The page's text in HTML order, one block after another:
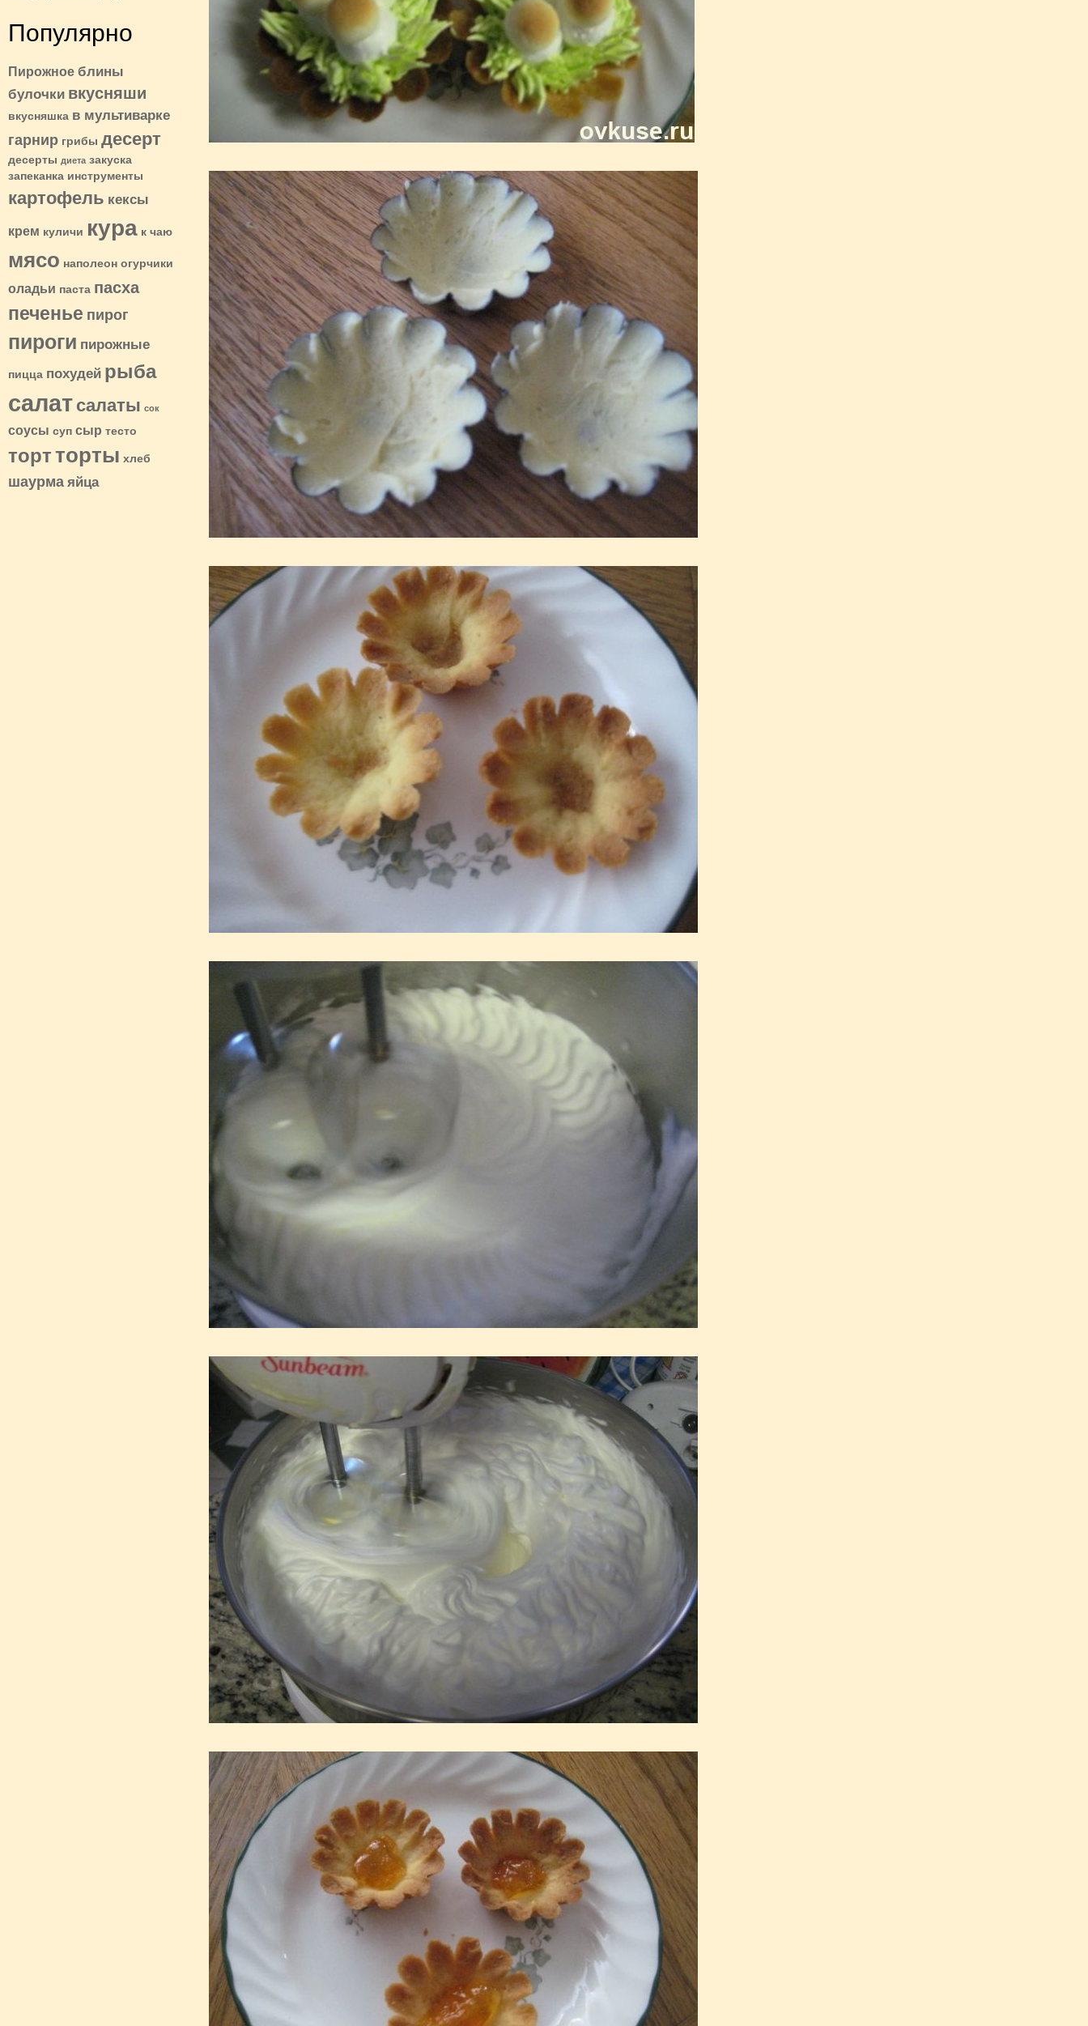
Популярно
Пирожное блины
булочки вкусняши
вкусняшка в мультиварке
гарнир грибы десерт
десерты диета закуска
запеканка инструменты
картофель кексы
крем куличи кура к чаю
мясо наполеон огурчики
оладьи паста пасха
печенье пирог
пироги пирожные
пицца похудей рыба
салат салаты сок
соусы суп сыр тесто
тортторты хлеб
шаурма яйца